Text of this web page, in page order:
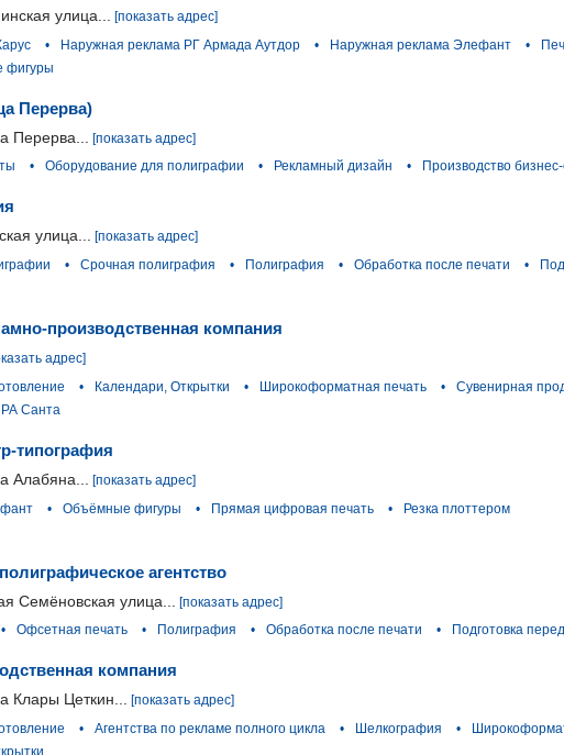
улица...
[показать адрес]
• Наружная реклама РГ Армада Аутдор • Наружная реклама Элефант •
фигуры
Перерва)
Перерва...
[показать адрес]
• Оборудование для полиграфии • Рекламный дизайн • Производство
улица... [показать адрес]
• Срочная полиграфия • Полиграфия • Обработка после печати •
производственная компания
адрес]
• Календари, Открытки • Широкоформатная печать •
Сувенирная
Санта
типография
Алабяна...
[показать адрес]
• Объёмные фигуры • Прямая цифровая печать •
Резка плоттером
агентство
Семёновская улица...
[показать адрес]
• Офсетная печать • Полиграфия • Обработка после печати • Подготовка
компания
Клары Цеткин... [показать адрес]
• Агентства по рекламе полного цикла • Шелкография •